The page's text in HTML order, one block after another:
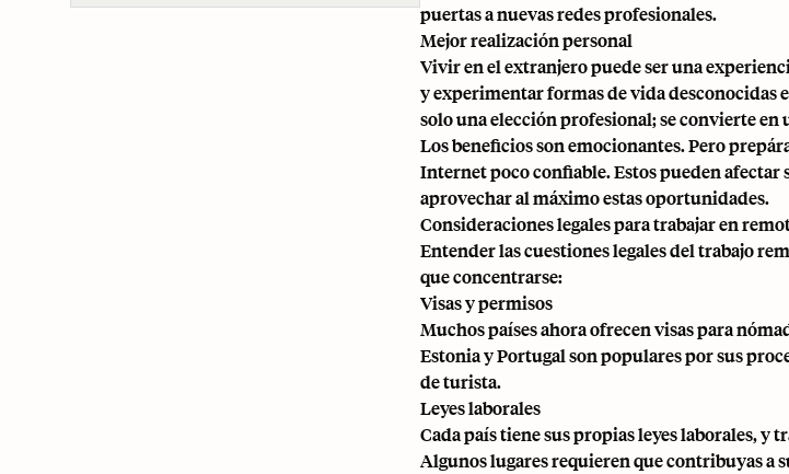
puertas a nuevas redes profesionales.
Mejor realización personal
Vivir en el extranjero puede ser una
y experimentar formas de vida desconocidas
solo una elección profesional; se convierte en
Los beneficios son emocionantes. Pero
Internet poco confiable. Estos pueden
aprovechar al máximo estas oportunidades.
Consideraciones legales para trabajar en
Entender las cuestiones legales del trabajo
que concentrarse:
Visas y permisos
Muchos países ahora ofrecen visas para
Estonia y Portugal son populares por sus
de turista.
Leyes laborales
Cada país tiene sus propias leyes laborales, y
Algunos lugares requieren que contribuyas a